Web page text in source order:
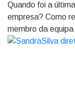
Quando foi a
empresa? Como
membro da